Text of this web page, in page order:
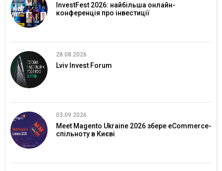
InvestFest 2026: найбільша онлайн-
конференція про інвестиції
28.08.2026
Lviv Invest Forum
03.09.2026
Meet Magento Ukraine 2026 збере eCommerce-
спільноту в Києві